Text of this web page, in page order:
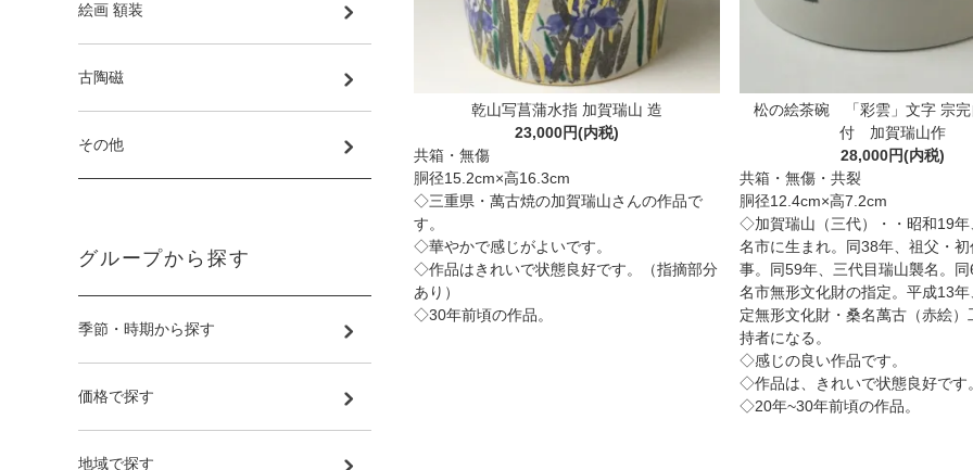
乾山写菖蒲水指 加賀瑞山 造
23,000円(内税)
共箱・無傷
胴径15.2cm×高16.3cm
◇三重県・萬古焼の加賀瑞山さんの作品で
す。
◇華やかで感じがよいです。
◇作品はきれいで状態良好です。（指摘部分
あり）
◇30年前頃の作品。
松の絵茶碗 「彩雲」文字 宗完
付 加賀瑞山作
28,000円(内税)
共箱・無傷・共裂
胴径12.4cm×高7.2cm
◇加賀瑞山（三代）・・昭和19年
名市に生まれ。同38年、祖父・
事。同59年、三代目瑞山襲名。
名市無形文化財の指定。平成13
定無形文化財・桑名萬古（赤絵）
持者になる。
◇感じの良い作品です。
◇作品は、きれいで状態良好です。
◇20年~30年前頃の作品。
絵画 額装
古陶磁
その他
グループから探す
季節・時期から探す
価格で探す
地域で探す